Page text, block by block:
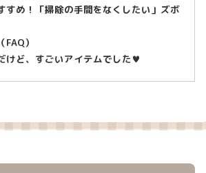
すめ！「掃除の手間をなくしたい」ズボ
）
けど、すごいアイテムでした♥